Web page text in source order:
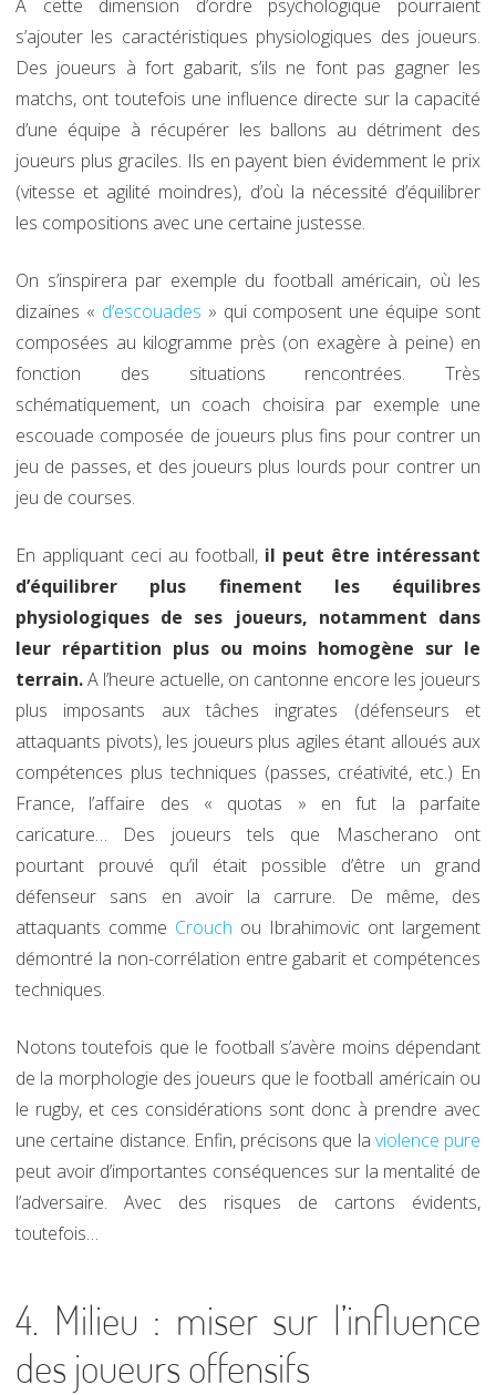
A cette dimension d’ordre psychologique pourraient
s’ajouter les caractéristiques physiologiques des joueurs.
Des joueurs à fort gabarit, s’ils ne font pas gagner les
matchs, ont toutefois une influence directe sur la capacité
d’une équipe à récupérer les ballons au détriment des
joueurs plus graciles. Ils en payent bien évidemment le prix
(vitesse et agilité moindres), d’où la nécessité d’équilibrer
les compositions avec une certaine justesse.
On s’inspirera par exemple du football américain, où les
dizaines « d’escouades » qui composent une équipe sont
composées au kilogramme près (on exagère à peine) en
fonction des situations rencontrées. Très
schématiquement, un coach choisira par exemple une
escouade composée de joueurs plus fins pour contrer un
jeu de passes, et des joueurs plus lourds pour contrer un
jeu de courses.
En appliquant ceci au football, il peut être intéressant
d’équilibrer plus finement les équilibres
physiologiques de ses joueurs, notamment dans
leur répartition plus ou moins homogène sur le
terrain.A l’heure actuelle, on cantonne encore les joueurs
plus imposants aux tâches ingrates (défenseurs et
attaquants pivots), les joueurs plus agiles étant alloués aux
compétences plus techniques (passes, créativité, etc.) En
France, l’affaire des « quotas » en fut la parfaite
caricature… Des joueurs tels que Mascherano ont
pourtant prouvé qu’il était possible d’être un grand
défenseur sans en avoir la carrure. De même, des
attaquants comme Crouch ou Ibrahimovic ont largement
démontré la non-corrélation entre gabarit et compétences
techniques.
Notons toutefois que le football s’avère moins dépendant
de la morphologie des joueurs que le football américain ou
le rugby, et ces considérations sont donc à prendre avec
une certaine distance. Enfin, précisons que la violence pure
peut avoir d’importantes conséquences sur la mentalité de
l’adversaire. Avec des risques de cartons évidents,
toutefois…
4. Milieu : miser sur l’influence
des joueurs offensifs